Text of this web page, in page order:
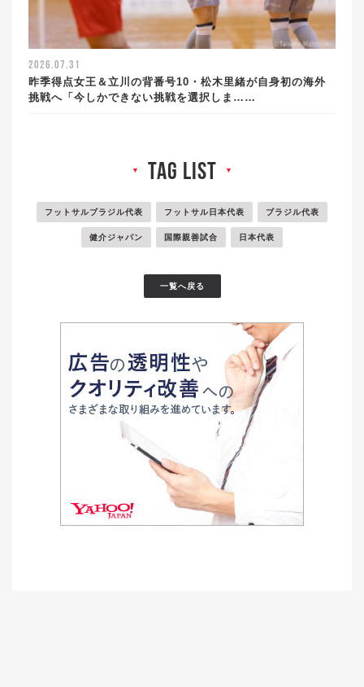
2026.07.31
昨季得点女王＆立川の背番号10・松木里緒が自身初の海外
挑戦へ「今しかできない挑戦を選択しま……
▼ tag list ▼
フットサルブラジル代表 フットサル日本代表 ブラジル代表
健介ジャパン 国際親善試合 日本代表
一覧へ戻る